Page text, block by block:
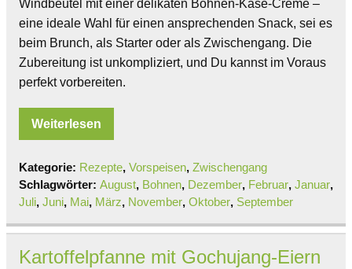
Windbeutel mit einer delikaten Bohnen-Käse-Creme –
eine ideale Wahl für einen ansprechenden Snack, sei es
beim Brunch, als Starter oder als Zwischengang. Die
Zubereitung ist unkompliziert, und Du kannst im Voraus
perfekt vorbereiten.
Weiterlesen
Kategorie: Rezepte, Vorspeisen, Zwischengang
Schlagwörter: August, Bohnen, Dezember, Februar, Januar,
Juli, Juni, Mai, März, November, Oktober, September
Kartoffelpfanne mit Gochujang-Eiern